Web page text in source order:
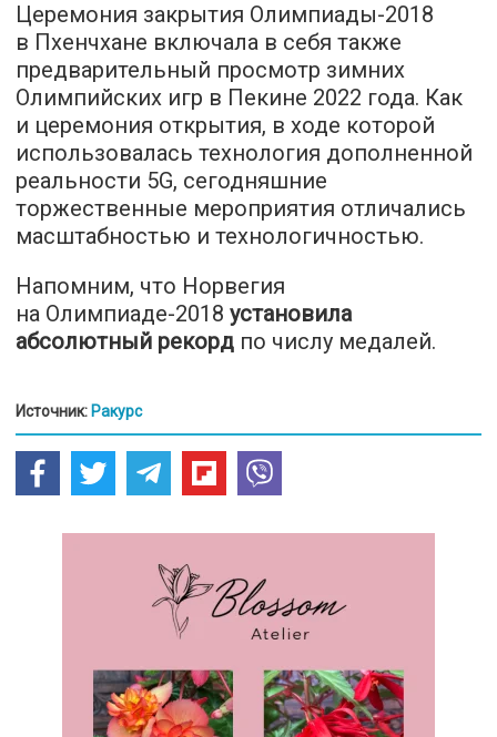
Церемония закрытия Олимпиады-2018
в Пхенчхане включала в себя также
предварительный просмотр зимних
Олимпийских игр в Пекине 2022 года. Как
и церемония открытия, в ходе которой
использовалась технология дополненной
реальности 5G, сегодняшние
торжественные мероприятия отличались
масштабностью и технологичностью.
Напомним, что Норвегия
на Олимпиаде-2018 установила
абсолютный рекорд по числу медалей.
Источник: Ракурс